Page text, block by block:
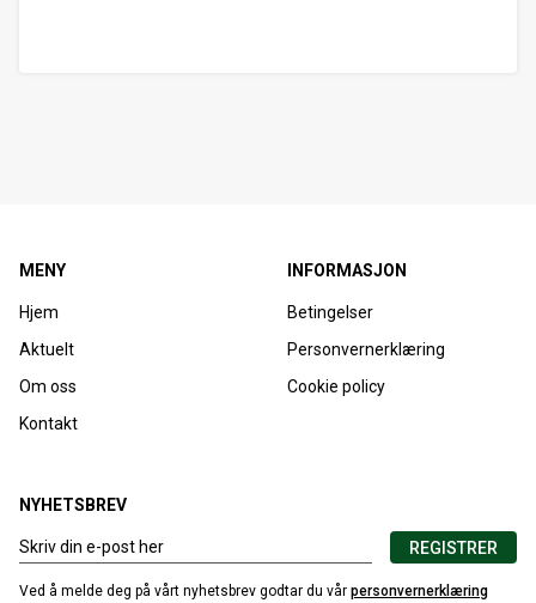
MENY
Hjem
Aktuelt
Om oss
Kontakt
INFORMASJON
Betingelser
Personvernerklæring
Cookie policy
NYHETSBREV
REGISTRER
Ved å melde deg på vårt nyhetsbrev godtar du vår personvernerklæring